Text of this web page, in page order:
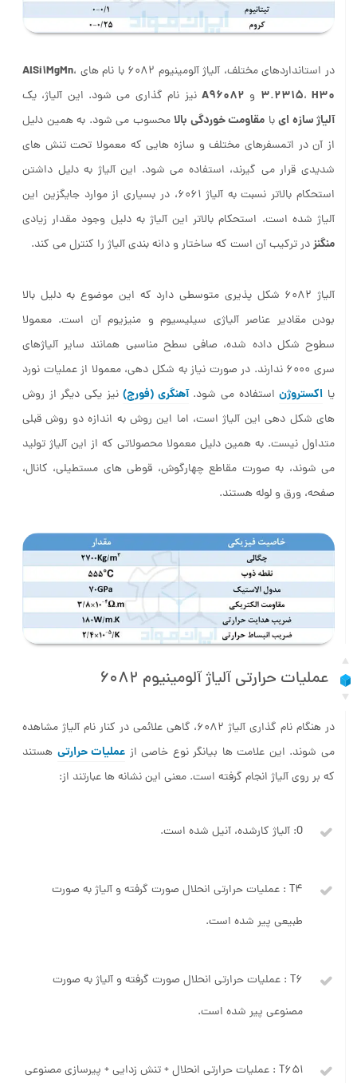
در استانداردهای مختلف، آلیاژ آلومینیوم 6082 با نام های AlSi1MgMn،
3.2315،H30 و A96082 نیز نام گذاری می شود. این آلیاژ، یک
آلیاژ سازه ایبا مقاومت خوردگی بالامحسوب می شود. به همین دلیل
از آن در اتمسفرهای مختلف و سازه هایی که معمولا تحت تنش های
شدیدی قرار می گیرند، استفاده می شود. این آلیاژ به دلیل داشتن
استحکام بالاتر نسبت به آلیاژ 6061، در بسیاری از موارد جایگزین این
آلیاژ شده است. استحکام بالاتر این آلیاژ به دلیل وجود مقدار زیادی
منگنزدر ترکیب آن است که ساختار و دانه بندی آلیاژ را کنترل می کند.
آلیاژ 6082 شکل پذیری متوسطی دارد که این موضوع به دلیل بالا
بودن مقادیر عناصر آلیاژی سیلیسیوم و منیزیوم آن است. معمولا
سطوح شکل داده شده، صافی سطح مناسبی همانند سایر آلیاژهای
سری 6000 ندارند. در صورت نیاز به شکل دهی، معمولا از عملیات نورد
یا اکستروژناستفاده می شود.آهنگری (فورج)نیز یکی دیگر از روش
های شکل دهی این آلیاژ است، اما این روش به اندازه دو روش قبلی
متداول نیست. به همین دلیل معمولا محصولاتی که از این آلیاژ تولید
می شوند، به صورت مقاطع چهارگوش، قوطی های مستطیلی، کانال،
صفحه، ورق و لوله هستند.
عملیات حرارتی آلیاژ آلومینیوم 6082
در هنگام نام گذاری آلیاژ 6082، گاهی علائمی در کنار نام آلیاژ مشاهده
می شوند. این علامت ها بیانگر نوع خاصی از عملیات حرارتی هستند
که بر روی آلیاژ انجام گرفته است. معنی این نشانه ها عبارتند از:
O: آلیاژ کارشده، آنیل شده است.
T4 : عملیات حرارتی انحلال صورت گرفته و آلیاژ به صورت
طبیعی پیر شده است.
T6 : عملیات حرارتی انحلال صورت گرفته و آلیاژ به صورت
مصنوعی پیر شده است.
T651 : عملیات حرارتی انحلال + تنش زدایی + پیرسازی مصنوعی